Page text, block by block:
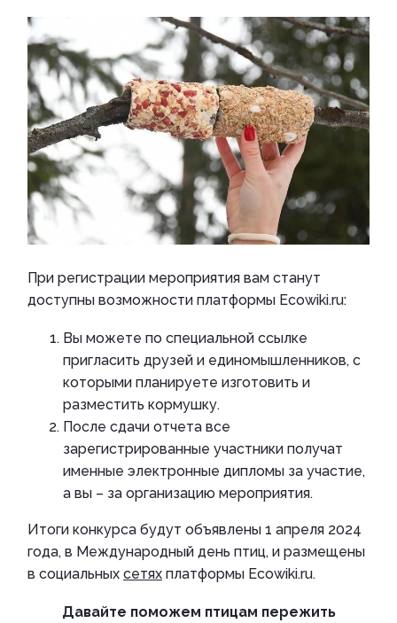
При регистрации мероприятия вам станут
доступны возможности платформы Ecowiki.ru:
Вы можете по специальной ссылке
пригласить друзей и единомышленников, с
которыми планируете изготовить и
разместить кормушку.
После сдачи отчета все
зарегистрированные участники получат
именные электронные дипломы за участие,
а вы – за организацию мероприятия.
Итоги конкурса будут объявлены 1 апреля 2024
года, в Международный день птиц, и размещены
в социальных сетях платформы Ecowiki.ru.
Давайте поможем птицам пережить